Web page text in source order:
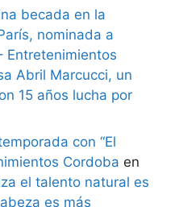
becada en la
nominada a
Entretenimientos
Abril Marcucci, un
15 años lucha por
con “El
Cordoba en
el talento natural es
es más